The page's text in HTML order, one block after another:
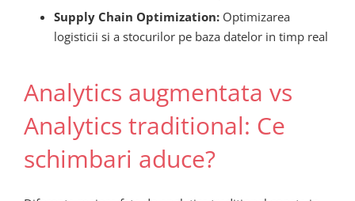
Supply Chain Optimization:Optimizarea
logisticii si a stocurilor pe baza datelor in timp real
Analytics augmentata vs
Analytics traditional: Ce
schimbari aduce?